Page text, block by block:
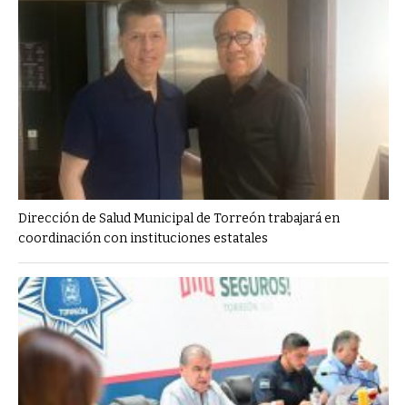
Dirección de Salud Municipal de Torreón trabajará en
coordinación con instituciones estatales